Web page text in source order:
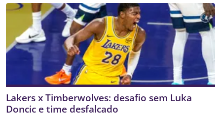
Lakers x Timberwolves: desafio sem Luka
Doncic e time desfalcado